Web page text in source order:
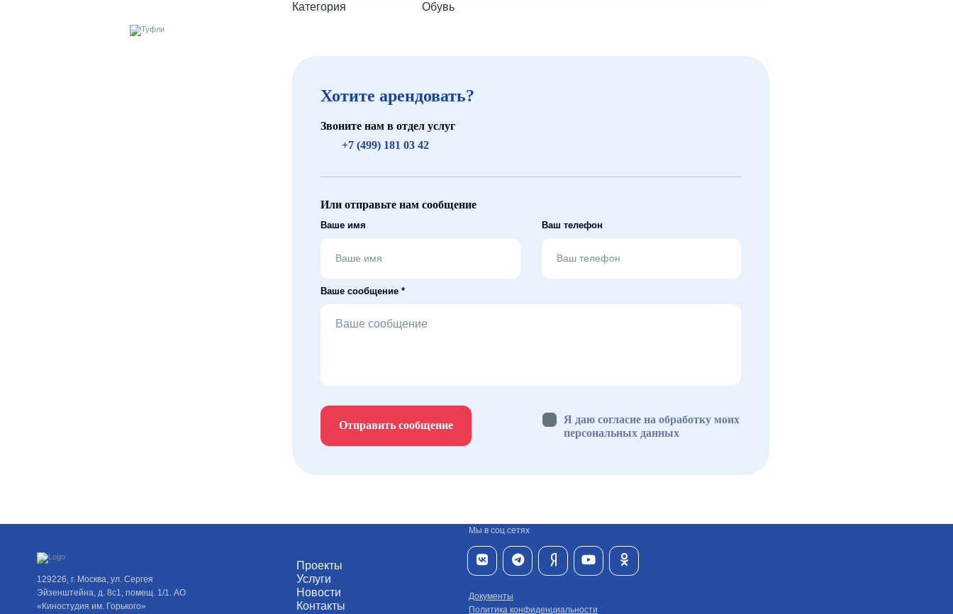
Категория
Обувь
Хотите арендовать?
Звоните нам в отдел услуг
+7 (499) 181 03 42
Или отправьте нам сообщение
Ваше имя Ваш телефон
Ваше сообщение *
Отправить сообщение
Я даю согласие на обработку моих
персональных данных
129226, г. Москва, ул. Сергея
Эйзенштейна, д. 8с1, помещ. 1/1. АО
«Киностудия им. Горького»
Проекты
Услуги
Новости
Контакты
Мы в соц.сетях
Документы
Политика конфиденциальности